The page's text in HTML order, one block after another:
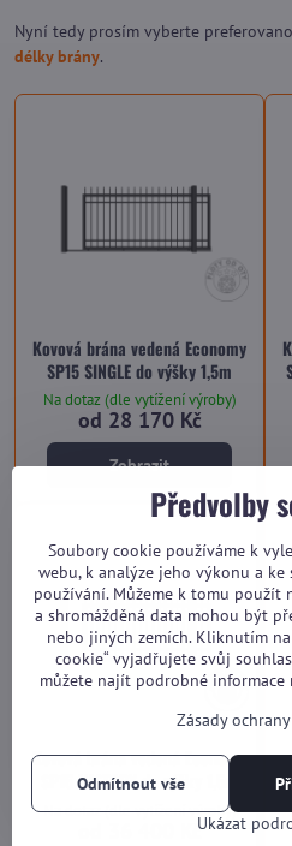
Nyní tedy prosím vyberte
délky brány.
Kovová brána vedená Economy
SP15 SINGLE do výšky 1,5m
Na dotaz (dle vytížení výroby)
od 28 170 Kč
Zobrazit
Kovová brána vedená Economy
SP15 HISTORY do výšky 1,5m
Na dotaz (dle vytížení výroby)
od 36 400 Kč
Předvolby
Soubory cookie používáme k
webu, k analýze jeho výkonu a
používání. Můžeme k tomu použít
a shromážděná data mohou být
nebo jiných zemích. Kliknutím
cookie“ vyjadřujete svůj
můžete najít podrobné informace
Zásady
Ukázat
Odmítnout vše